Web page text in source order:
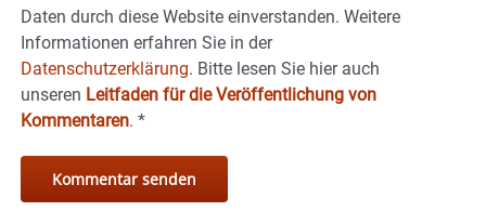
Daten durch diese Website einverstanden. Weitere
Informationen erfahren Sie in der
Datenschutzerklärung. Bitte lesen Sie hier auch
unseren Leitfaden für die Veröffentlichung von
Kommentaren. *